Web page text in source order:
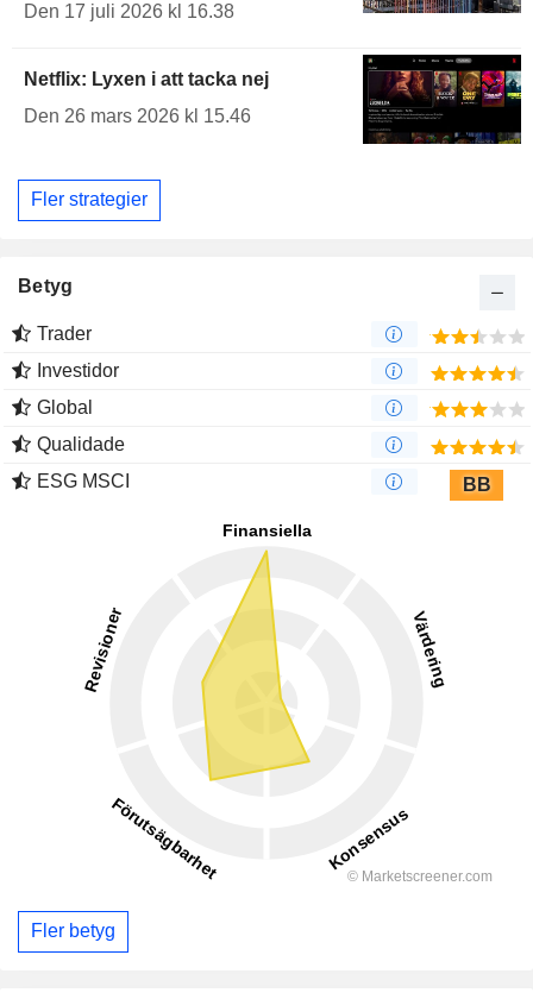
Den 17 juli 2026 kl 16.38
Netflix: Lyxen i att tacka nej
Den 26 mars 2026 kl 15.46
Fler strategier
Betyg
Trader
Investidor
Global
Qualidade
ESG MSCI
BB
Fler betyg